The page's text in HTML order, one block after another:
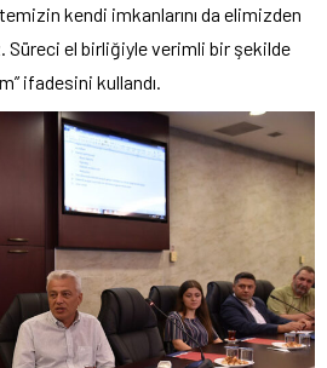
kendi imkanlarını da elimizden
Süreci el birliğiyle verimli bir şekilde
ifadesini kullandı.​​​​​​​